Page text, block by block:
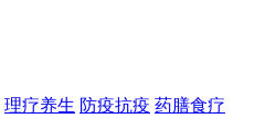
理疗养生 防疫抗疫 药膳食疗